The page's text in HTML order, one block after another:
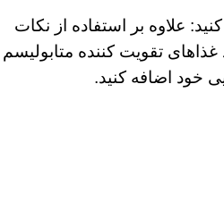
علاوه بر استفاده از نکات
غذاهای تقویت کننده متابولیسم
خود اضافه کنید.